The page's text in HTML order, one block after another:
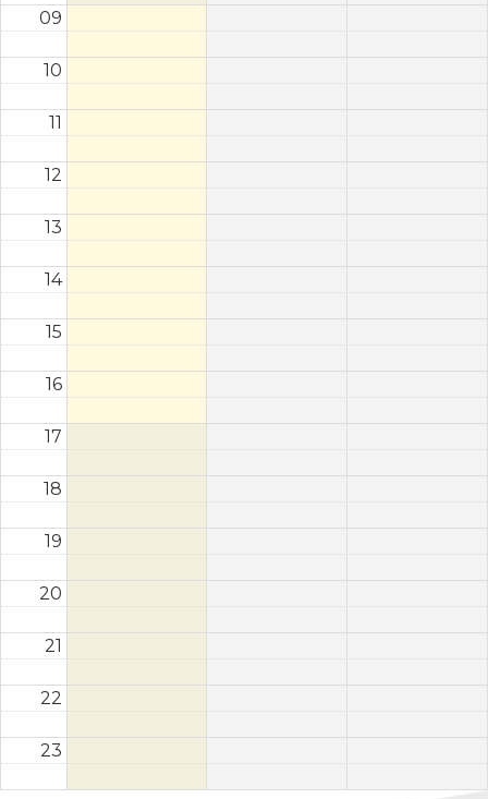
09
10
11
12
13
14
15
16
17
18
19
20
21
22
23